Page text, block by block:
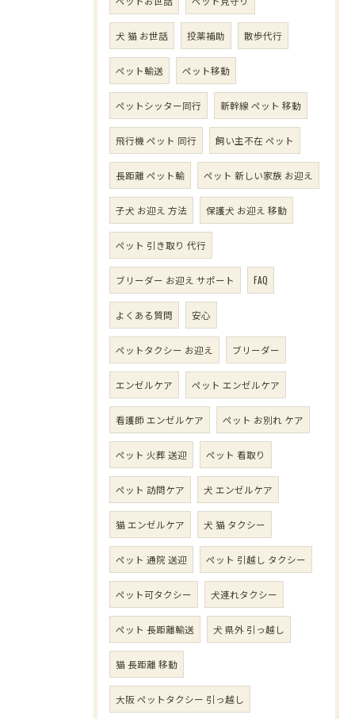
犬 猫 お世話 投薬補助 散歩代行
ペット輸送 ペット移動
ペットシッター同行 新幹線 ペット 移動
飛行機 ペット 同行 飼い主不在 ペット
長距離 ペット輸 ペット 新しい家族 お迎え
子犬 お迎え 方法 保護犬 お迎え 移動
ペット 引き取り 代行
ブリーダー お迎え サポート FAQ
よくある質問 安心
ペットタクシー お迎え ブリーダー
エンゼルケア ペット エンゼルケア
看護師 エンゼルケア ペット お別れ ケア
ペット 火葬 送迎 ペット 看取り
ペット 訪問ケア 犬 エンゼルケア
猫 エンゼルケア 犬 猫 タクシー
ペット 通院 送迎 ペット 引越し タクシー
ペット可タクシー 犬連れタクシー
ペット 長距離輸送 犬 県外 引っ越し
猫 長距離 移動
大阪 ペットタクシー 引っ越し